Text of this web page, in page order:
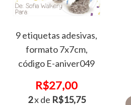
9 etiquetas adesivas,
formato 7x7cm,
código E-aniver049
R$27,00
2x de R$15,75